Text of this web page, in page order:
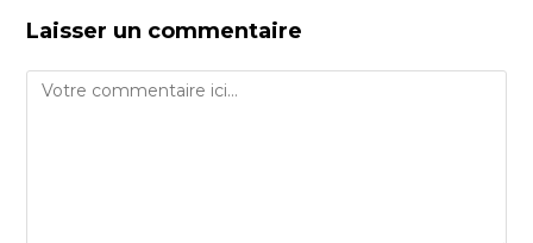
Laisser un commentaire
Comment